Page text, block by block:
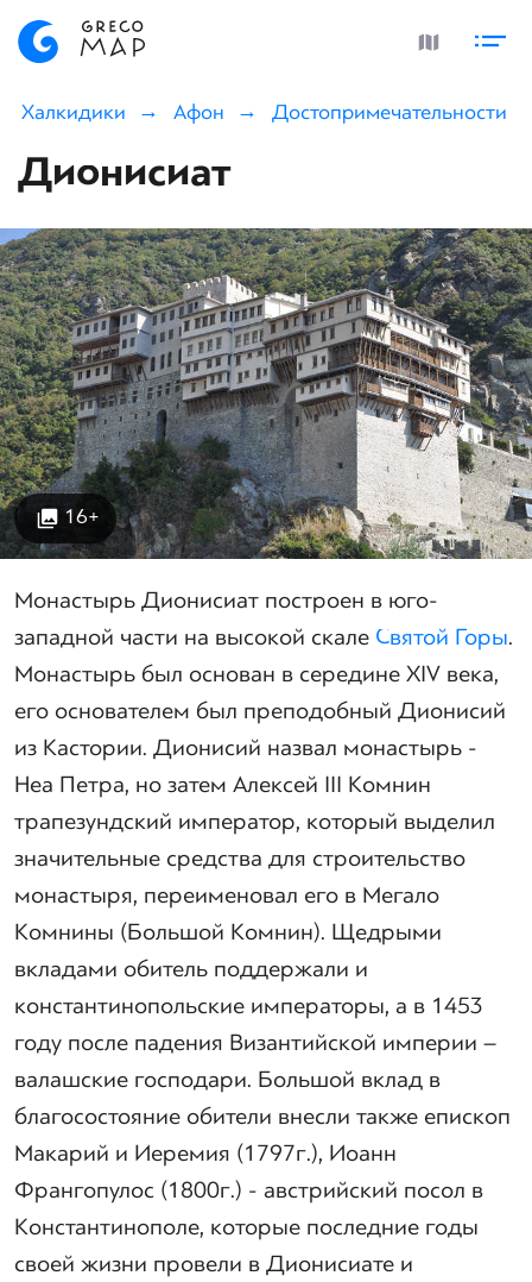
Халкидики Афон Достопримечательности
Дионисиат
16+
Монастырь Дионисиат построен в юго-
западной части на высокой скале Святой Горы.
Монастырь был основан в середине XIV века,
его основателем был преподобный Дионисий
из Кастории. Дионисий назвал монастырь -
Неа Петра, но затем Алексей III Комнин
трапезундский император, который выделил
значительные средства для строительство
монастыря, переименовал его в Мегало
Комнины (Большой Комнин). Щедрыми
вкладами обитель поддержали и
константинопольские императоры, а в 1453
году после падения Византийской империи –
валашские господари. Большой вклад в
благосостояние обители внесли также епископ
Макарий и Иеремия (1797г.), Иоанн
Франгопулос (1800г.) - австрийский посол в
Константинополе, которые последние годы
своей жизни провели в Дионисиате и